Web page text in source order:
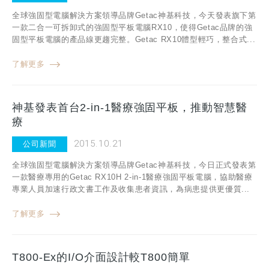
全球強固型電腦解決方案領導品牌Getac神基科技，今天發表旗下第
一款二合一可拆卸式的強固型平板電腦RX10，使得Getac品牌的強
固型平板電腦的產品線更趨完整。Getac RX10體型輕巧，整合式...
了解更多
神基發表首台2-in-1醫療強固平板，推動智慧醫
療
公司新聞 2015.10.21
全球強固型電腦解決方案領導品牌Getac神基科技，今日正式發表第
一款醫療專用的Getac RX10H 2-in-1醫療強固平板電腦，協助醫療
專業人員加速行政文書工作及收集患者資訊，為病患提供更優質...
了解更多
T800-Ex的I/O介面設計較T800簡單